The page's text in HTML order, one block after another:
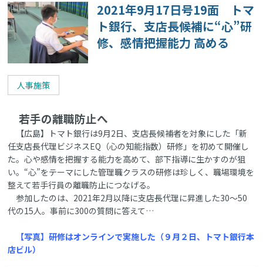
2021年9月17日号19面 トマ
ト銀行、支店長候補に“心”研
修、感情把握能力 高める
人事施策
若手の離職防止へ
【広島】トマト銀行は9月2日、支店長候補者を対象にした「新
任支店長代理ビジネスEQ（心の知能指数）研修」を初めて開催し
た。心や感情を把握する能力を高めて、部下指導に生かすのが狙
い。“心”をテーマにした管理職クラスの研修は珍しく、職場環境を
整えて若手行員の離職防止につなげる。
参加したのは、2021年2月以降に支店長代理に昇進した30～50
代の15人。事前に300の質問に答えて…
【写真】研修はオンラインで実施した（９月２日、トマト銀行本
店ビル）